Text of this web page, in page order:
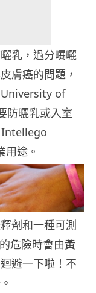
乳，過分曝曬
膚癌的問題，
University of
防曬乳或入室
Intellego
途。
劑和一種可測
危險時會由黃
避一下啦！不